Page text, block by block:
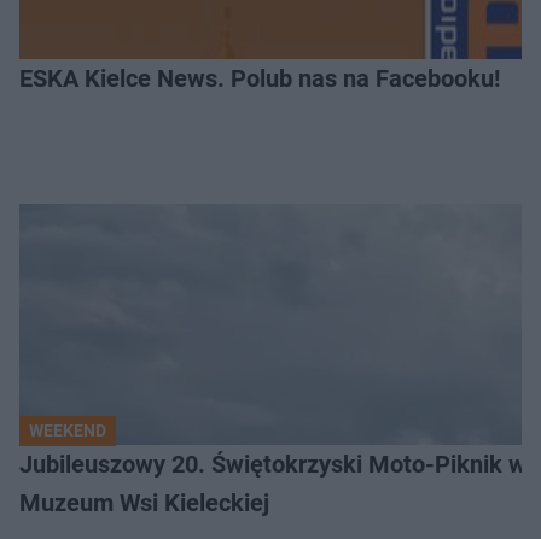
ESKA Kielce News. Polub nas na Facebooku!
WEEKEND
Jubileuszowy 20. Świętokrzyski Moto-Piknik w
Muzeum Wsi Kieleckiej